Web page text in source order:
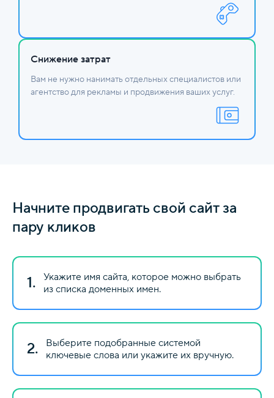
Снижение затрат
Вам не нужно нанимать отдельных специалистов или
агентство для рекламы и продвижения ваших услуг.
Начните продвигать свой сайт за
пару кликов
1.
Укажите имя сайта, которое можно выбрать
из списка доменных имен.
2.
Выберите подобранные системой
ключевые слова или укажите их вручную.